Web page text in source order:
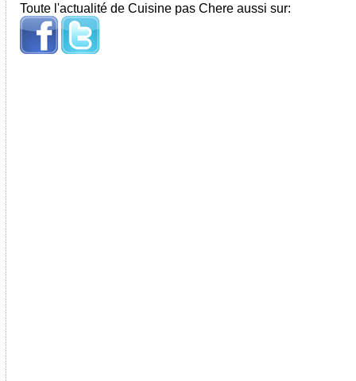
Toute l'actualité de Cuisine pas Chere aussi sur: